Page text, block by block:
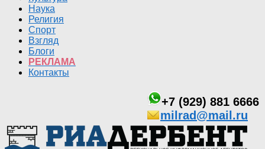
Наука
Религия
Спорт
Взгляд
Блоги
РЕКЛАМА
Контакты
+7 (929) 881 6666
milrad@mail.ru